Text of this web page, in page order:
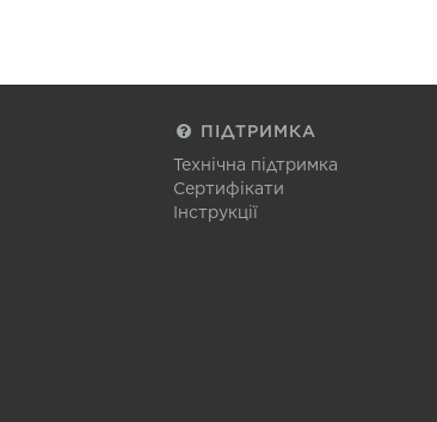
ПІДТРИМКА
Технічна підтримка
Сертифікати
Інструкції